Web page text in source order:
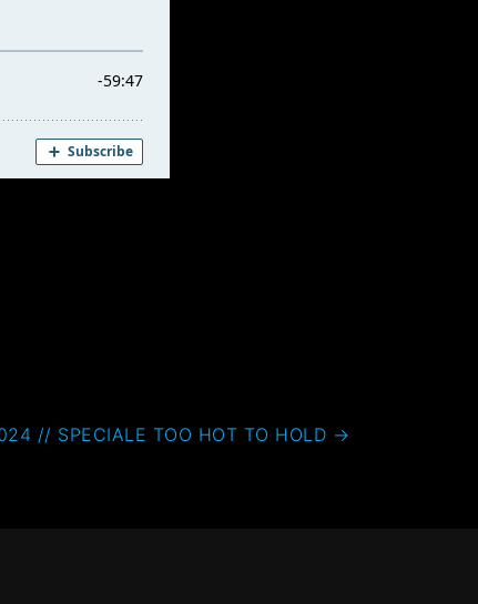
// SPECIALE TOO HOT TO HOLD →